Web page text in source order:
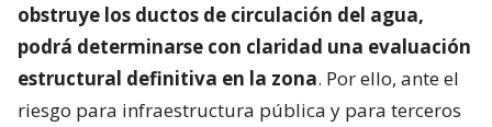
obstruye los ductos de circulación del agua,
podrá determinarse con claridad una evaluación
estructural definitiva en la zona. Por ello, ante el
riesgo para infraestructura pública y para terceros